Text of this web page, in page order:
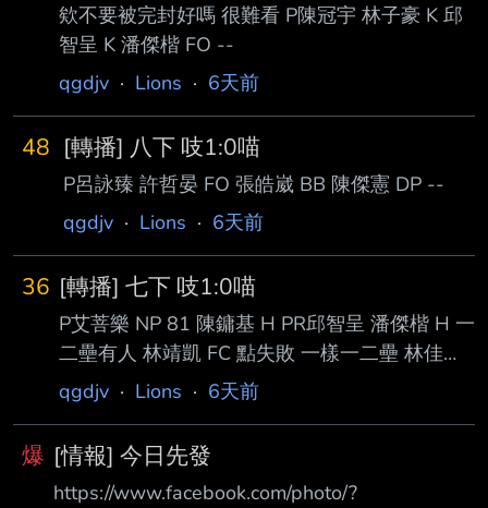
上，林政華率先擊出安打，余德龍短打成功讓跑
者上三壘，嚴宏鈞擊出 一壘方向滾地球，林子
豪傳本壘，林政華滑回本壘得分。 陳鏞基與潘
傑楷7局下無人出局連續安打，林靖凱觸擊戰術
失敗，林佳緯三振，朱迦恩代打 擊出中外野飛
球被接殺，兩隊全場
欸不要被完封好嗎 很難看 P陳冠宇 林子豪 K 邱
智呈 K 潘傑楷 FO --
qgdjv · Lions · 6天前
48 [轉播] 八下 吱1:0喵
P呂詠臻 許哲晏 FO 張皓崴 BB 陳傑憲 DP --
qgdjv · Lions · 6天前
36 [轉播] 七下 吱1:0喵
P艾菩樂 NP 81 陳鏞基 H PR邱智呈 潘傑楷 H 一
二壘有人 林靖凱 FC 點失敗 一樣一二壘 林佳緯
K PH朱迦恩 FO 為什麼是代打張翔啊 我看不懂 -
qgdjv · Lions · 6天前
爆 [情報] 今日先發
https://www.facebook.com/photo/?